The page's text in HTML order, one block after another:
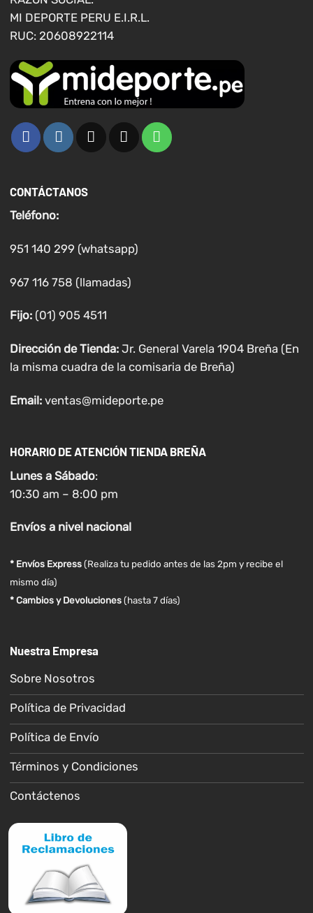
MI DEPORTE PERU E.I.R.L.
RUC: 20608922114
CONTÁCTANOS
Teléfono:
951 140 299 (whatsapp)
967 116 758 (llamadas)
Fijo:(01) 905 4511
Dirección de Tienda: Jr. General Varela 1904 Breña (En
la misma cuadra de la comisaria de Breña)
Email: ventas@mideporte.pe
HORARIO DE ATENCIÓN TIENDA BREÑA
Lunes a Sábado:
10:30 am – 8:00 pm
Envíosa nivel nacional
* Envíos Express(Realiza tu pedido antes de las 2pm y recibe el
mismo día)
* Cambios y Devoluciones (hasta 7 días)
Nuestra Empresa
Sobre Nosotros
Política de Privacidad
Política de Envío
Términos y Condiciones
Contáctenos